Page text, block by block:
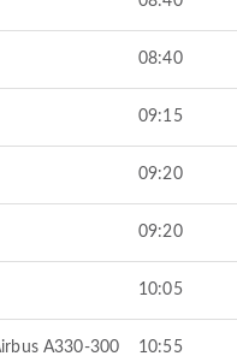
08:40
09:15
09:20
09:20
10:05
A330-300 10:55